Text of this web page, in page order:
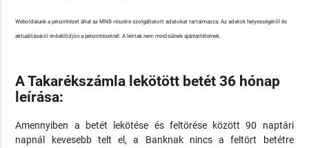
Weboldalunk a pénzintézet által az MNB részére szolgáltatott adatokat tartalmazza. Az adatok helyességéről és
aktualitásáról érdeklődjön a pénzintézetnél. A leírtak nem minősülnek ajánlattételnek.
A Takarékszámla lekötött betét 36 hónap
leírása:
Amennyiben a betét lekötése és feltörése között 90 naptári
napnál kevesebb telt el, a Banknak nincs a feltört betétre